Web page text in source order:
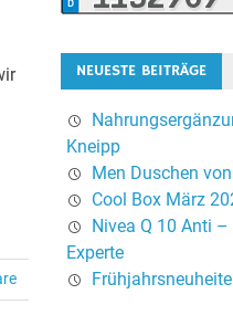
NEUESTE BEITRÄGE
Kneipp
Men Duschen
Cool Box März
Nivea Q 10 Anti
Experte